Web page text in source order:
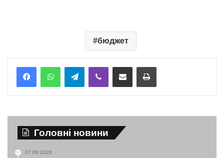
бюджет
TelegramViber Надіслати електронною поштоюНадрукувати
Головні новини
07.08.2026